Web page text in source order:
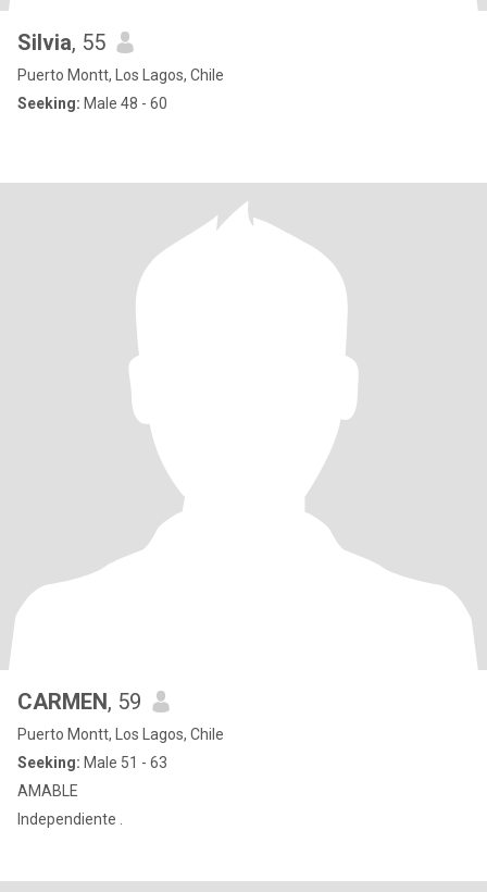
Silvia, 55
Puerto Montt, Los Lagos, Chile
Seeking: Male 48 - 60
CARMEN, 59
Puerto Montt, Los Lagos, Chile
Seeking: Male 51 - 63
AMABLE
Independiente .